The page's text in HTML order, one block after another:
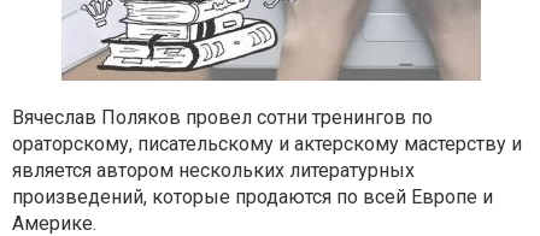
Вячеслав Поляков провел сотни тренингов по
ораторскому, писательскому и актерскому мастерству и
является автором нескольких литературных
произведений, которые продаются по всей Европе и
Америке.